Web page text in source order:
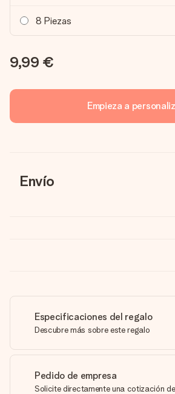
8 Piezas
9,99 €
Empieza a
Envío
Especificaciones del regalo
Descubre más sobre este regalo
Pedido de empresa
Solicite directamente una cotización